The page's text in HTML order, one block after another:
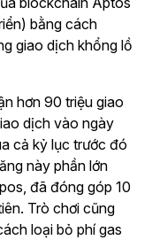
bằng cách
giao dịch khổng lồ
hơn 90 triệu giao
dịch vào ngày
cả kỷ lục trước đó
này phần lớn
đã đóng góp 10
Trò chơi cũng
loại bỏ phí gas